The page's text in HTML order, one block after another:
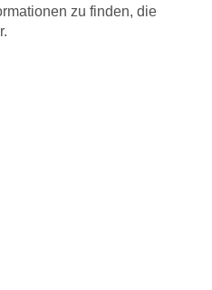
zu finden, die